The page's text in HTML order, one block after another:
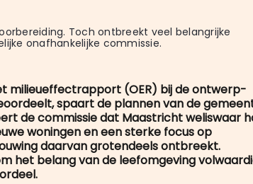
Toch ontbreekt veel belangrijke
onafhankelijke commissie.
milieueffectrapport (OER) bij de ontwerp-
spaart de plannen van de
de commissie dat Maastricht weliswaar
woningen en een sterke focus op
daarvan grotendeels ontbreekt.
het belang van de leefomgeving